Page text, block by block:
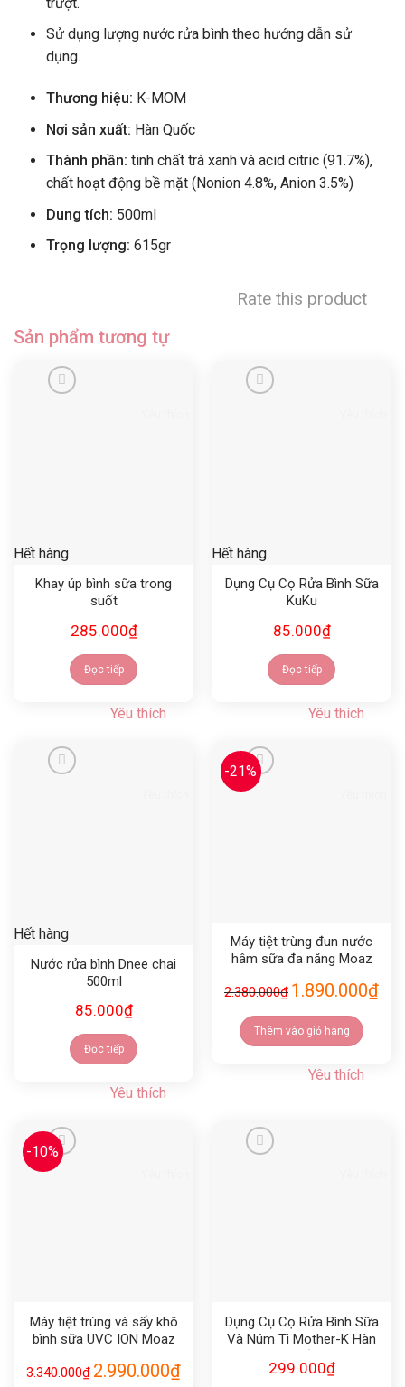
Sử dụng lượng nước rửa bình theo hướng dẫn sử
dụng.
Thương hiệu: K-MOM
Nơi sản xuất: Hàn Quốc
Thành phần: tinh chất trà xanh và acid citric (91.7%),
chất hoạt động bề mặt (Nonion 4.8%, Anion 3.5%)
Dung tích: 500ml
Trọng lượng: 615gr
Rate this product
Sản phẩm tương tự
Hết hàng
Khay úp bình sữa trong
suốt
285.000₫
Đọc tiếp
Yêu thích
Hết hàng
Dụng Cụ Cọ Rửa Bình Sữa
KuKu
85.000₫
Đọc tiếp
Yêu thích
Hết hàng
Nước rửa bình Dnee chai
500ml
85.000₫
Đọc tiếp
Yêu thích
-21%
Máy tiệt trùng đun nước
hâm sữa đa năng Moaz
2.380.000₫ 1.890.000₫
Thêm vào giỏ hàng
Yêu thích
-10%
Máy tiệt trùng và sấy khô
bình sữa UVC ION Moaz
3.340.000₫ 2.990.000₫
Dụng Cụ Cọ Rửa Bình Sữa
Và Núm Ti Mother-K Hàn
299.000₫